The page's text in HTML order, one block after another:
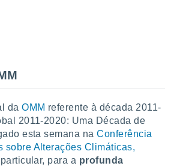
daOMM referente à década 2011-
2011-2020: Uma Década de
esta semana naConferência
sobre Alterações Climáticas,
para a profunda